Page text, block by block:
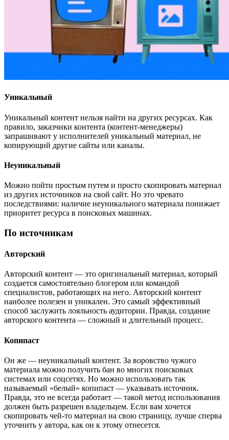
Уникальный
Уникальный контент нельзя найти на других ресурсах. Как
правило, заказчики контента (контент-менеджеры)
запрашивают у исполнителей уникальный материал, не
копирующий другие сайты или каналы.
Неуникальный
Можно пойти простым путем и просто скопировать материал
из других источников на свой сайт. Но это чревато
последствиями: наличие неуникального материала понижает
приоритет ресурса в поисковых машинах.
По источникам
Авторский
Авторский контент — это оригинальный материал, который
создается самостоятельно блогером или командой
специалистов, работающих на него. Авторский контент
наиболее полезен и уникален. Это самый эффективный
способ заслужить лояльность аудитории. Правда, создание
авторского контента — сложный и длительный процесс.
Копипаст
Он же — неуникальный контент. За воровство чужого
материала можно получить бан во многих поисковых
системах или соцсетях. Но можно использовать так
называемый «белый» копипаст — указывать источник.
Правда, это не всегда работает — такой метод использования
должен быть разрешен владельцем. Если вам хочется
скопировать чей-то материал на свою страницу, лучше сперва
уточнить у автора, как он к этому отнесется.